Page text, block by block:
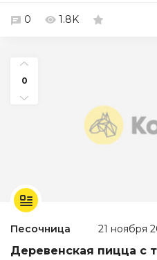
0 1.8K
0
Песочница 21 ноября
Деревенская пицца с